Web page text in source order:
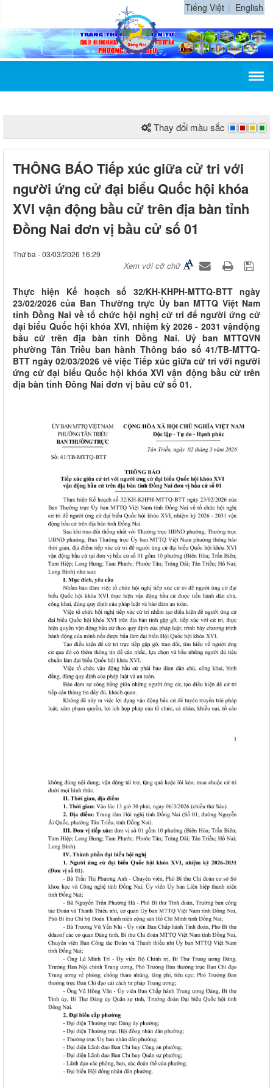
Tiếng Việt English
Thay đổi màu sắc
THÔNG BÁO Tiếp xúc giữa cử tri với
người ứng cử đại biểu Quốc hội khóa
XVI vận động bầu cử trên địa bàn tỉnh
Đồng Nai đơn vị bầu cử số 01
Thứ ba - 03/03/2026 16:29
Xem với cỡ chữ
Thực hiện Kế hoạch số 32/KH-KHPH-MTTQ-BTT ngày
23/02/2026 của Ban Thường trực Ủy ban MTTQ Việt Nam
tỉnh Đồng Nai về tổ chức hội nghị cử tri để người ứng cử
đại biểu Quốc hội khóa XVI, nhiệm kỳ 2026 - 2031 vậnđộng
bầu cử trên địa bàn tỉnh Đồng Nai. Uỷ ban MTTQVN
phường Tân Triều ban hành Thông báo số 41/TB-MTTQ-
BTT ngày 02/03/2026 về việc Tiếp xúc giữa cử tri với người
ứng cử đại biểu Quốc hội khóa XVI vận động bầu cử trên
địa bàn tỉnh Đồng Nai đơn vị bầu cử số 01.